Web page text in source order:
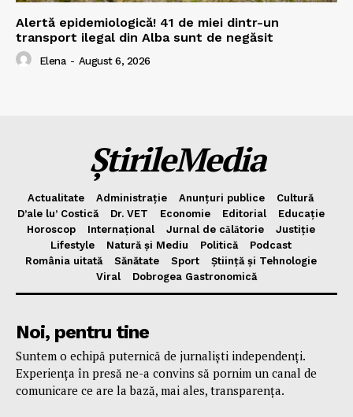
Alertă epidemiologică! 41 de miei dintr-un
transport ilegal din Alba sunt de negăsit
Elena - August 6, 2026
ȘtirileMedia
Actualitate Administrație Anunțuri publice
Cultură
D’ale lu’ Costică
Dr. VET Economie Editorial
Educație
Horoscop
Internațional Jurnal de cǎlǎtorie
Justiție
Lifestyle
Natură și Mediu Politică
Podcast
România uitată
Sănătate Sport
Știință și Tehnologie
Viral
Dobrogea Gastronomică
Noi, pentru tine
Suntem o echipă puternică de jurnaliști independenți.
Experiența în presă ne-a convins să pornim un canal de
comunicare ce are la bază, mai ales, transparența.